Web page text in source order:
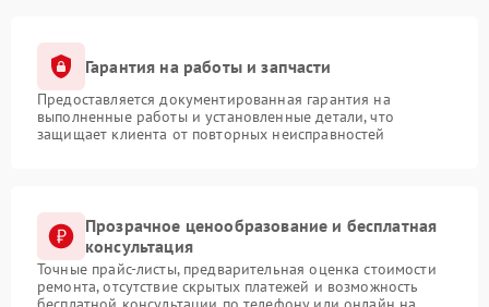
Гарантия на работы и запчасти
Предоставляется документированная гарантия на
выполненные работы и установленные детали, что
защищает клиента от повторных неисправностей
Прозрачное ценообразование и бесплатная
консультация
Точные прайс-листы, предварительная оценка стоимости
ремонта, отсутствие скрытых платежей и возможность